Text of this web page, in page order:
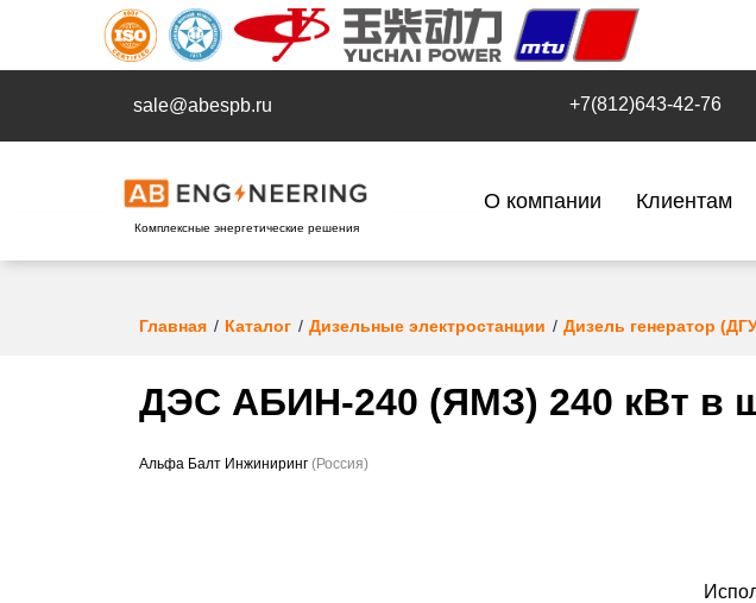
sale@abespb.ru +7(812)643-42-76
Комплексные энергетические решения
О компании Клиентам
Главная Каталог Дизельные электростанции Дизель генератор
ДЭС АБИН-240 (ЯМЗ) 240 кВт в
Альфа Балт Инжиниринг (Россия)